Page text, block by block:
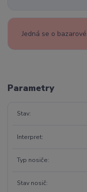
Jedná se o
Parametry
Stav
Interpret
Typ nosiče
Stav nosič